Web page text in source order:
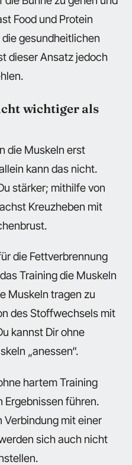
Food und Protein
gesundheitlichen
dieser Ansatz jedoch
wichtiger als
die Muskeln erst
kann das nicht.
stärker; mithilfe von
Kreuzheben mit
die Fettverbrennung
Training die Muskeln
Muskeln tragen zu
des Stoffwechsels mit
kannst Dir ohne
„anessen“.
hartem Training
Ergebnissen führen.
Verbindung mit einer
sich auch nicht